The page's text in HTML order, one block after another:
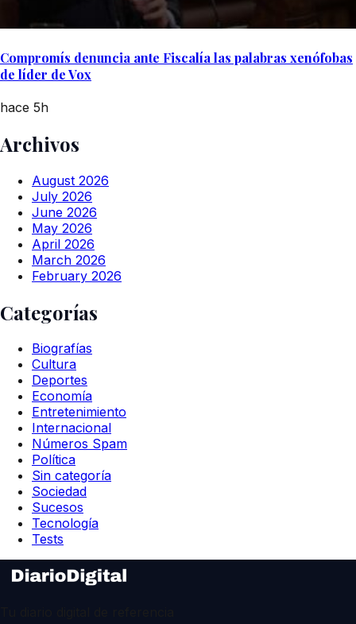
Compromís denuncia ante Fiscalía las palabras xenófobas
de líder de Vox
hace 5h
Archivos
August 2026
July 2026
June 2026
May 2026
April 2026
March 2026
February 2026
Categorías
Biografías
Cultura
Deportes
Economía
Entretenimiento
Internacional
Números Spam
Política
Sin categoría
Sociedad
Sucesos
Tecnología
Tests